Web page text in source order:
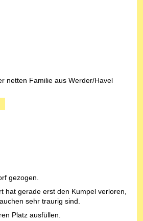
netten Familie aus Werder/Havel
gezogen.
hat gerade erst den Kumpel verloren,
sehr traurig sind.
Platz ausfüllen.